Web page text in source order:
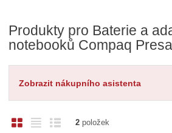
Produkty pro Baterie a
notebooků Compaq
Zobrazit nákupního asistenta
O
Ř
2položek